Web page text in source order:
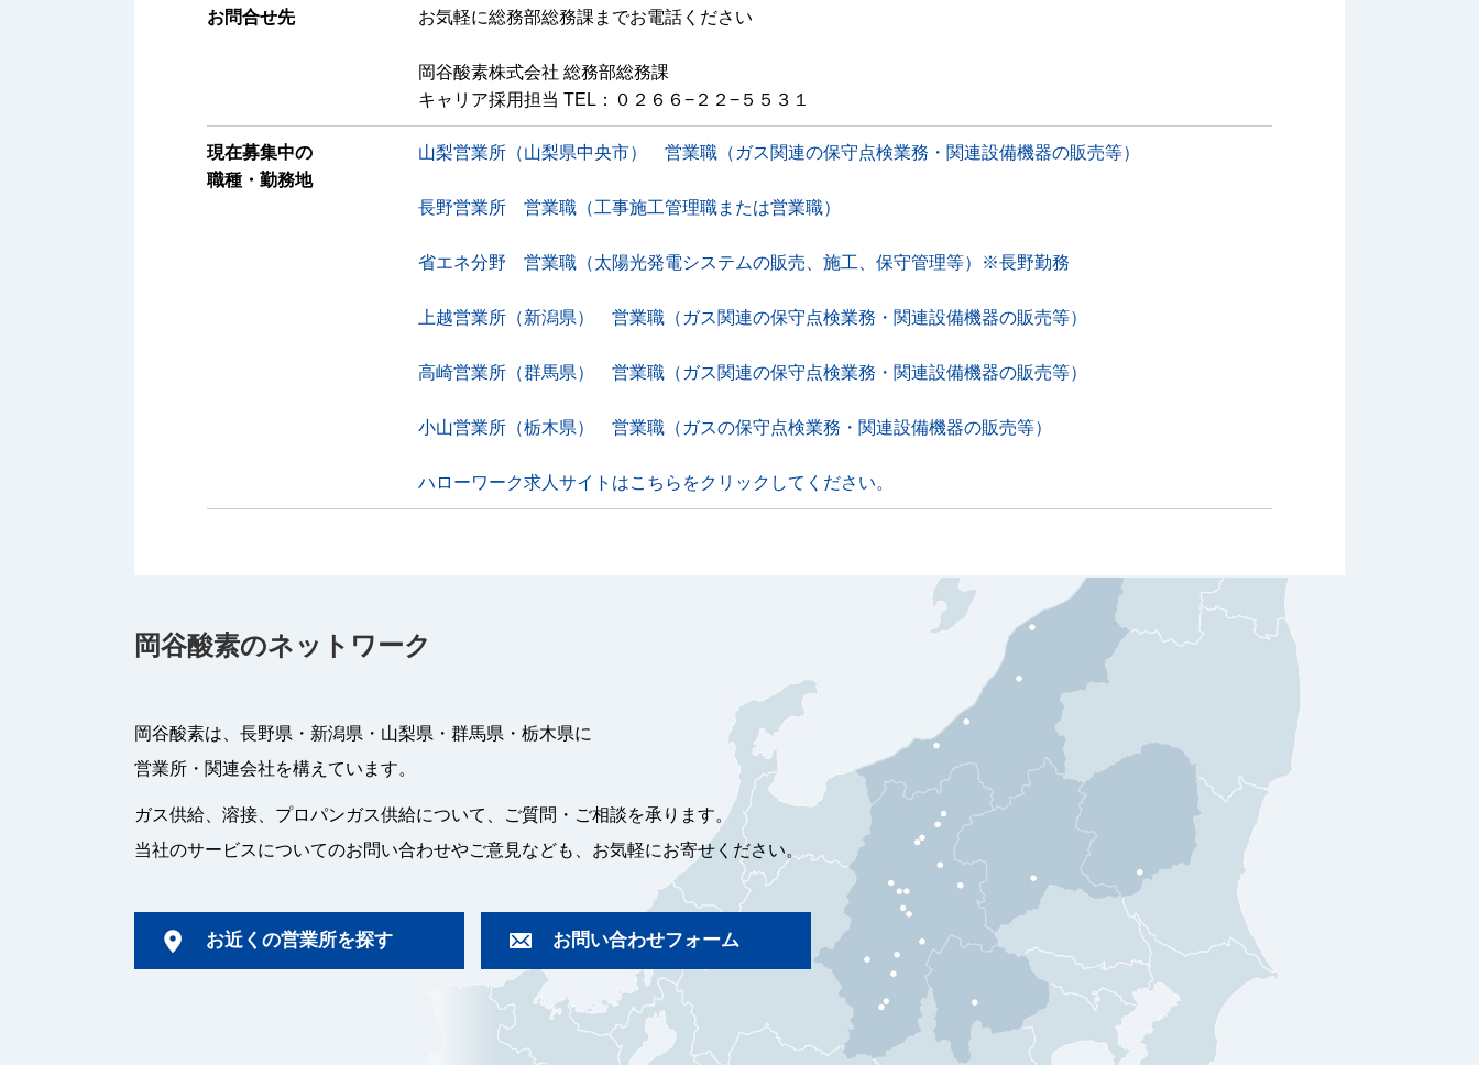
お問合せ先
お気軽に総務部総務課までお電話ください
岡谷酸素株式会社 総務部総務課
キャリア採用担当 TEL：０２６６−２２−５５３１
現在募集中の
職種・勤務地
山梨営業所（山梨県中央市） 営業職（ガス関連の保守点検業務・関連設備機器の販売等）
長野営業所 営業職（工事施工管理職または営業職）
省エネ分野 営業職（太陽光発電システムの販売、施工、保守管理等）※長野勤務
上越営業所（新潟県） 営業職（ガス関連の保守点検業務・関連設備機器の販売等）
高崎営業所（群馬県） 営業職（ガス関連の保守点検業務・関連設備機器の販売等）
小山営業所（栃木県） 営業職（ガスの保守点検業務・関連設備機器の販売等）
ハローワーク求人サイトはこちらをクリックしてください。
岡谷酸素のネットワーク
岡谷酸素は、長野県・新潟県・山梨県・群馬県・栃木県に
営業所・関連会社を構えています。
ガス供給、溶接、プロパンガス供給について、ご質問・ご相談を承ります。
当社のサービスについてのお問い合わせやご意見なども、お気軽にお寄せください。
お近くの営業所を探す お問い合わせフォーム